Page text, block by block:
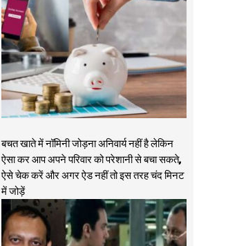
बचत खाते में नॉमिनी जोड़ना अनिवार्य नहीं है लेकिन
ऐसा कर आप अपने परिवार को परेशानी से बचा सकते,
ऐसे चेक करें और अगर ऐड नहीं तो इस तरह चंद मिनट
में जोड़ें